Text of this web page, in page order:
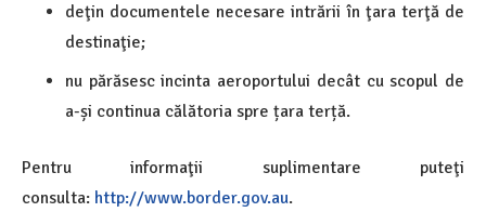
deţin documentele necesare intrării în ţara terţă de
destinaţie;
nu părăsesc incinta aeroportului decât cu scopul de
a-și continua călătoria spre țara terță.
Pentru informaţii suplimentare puteţi
consulta: http://www.border.gov.au.